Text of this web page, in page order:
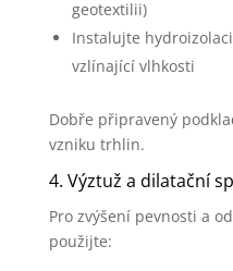
geotextilii)
Instalujte
vzlínající vlhkosti
Dobře připravený
vzniku trhlin.
4. Výztuž a dilatační
Pro zvýšení pevnosti a
použijte: